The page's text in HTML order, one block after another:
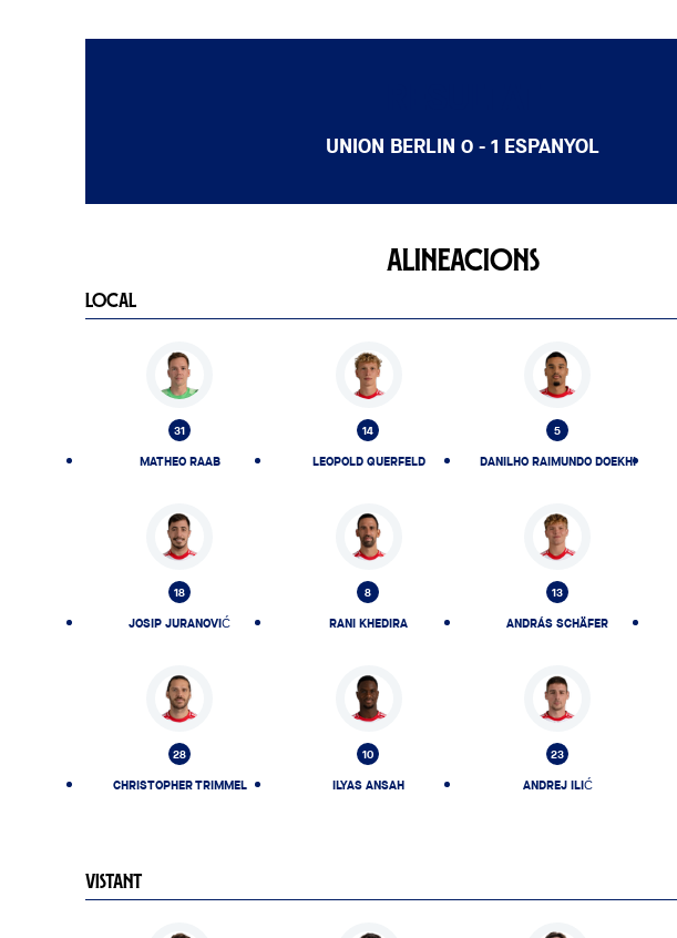
UNION BERLIN 0 - 1 ESPANYOL
ALINEACIONS
LOCAL
31
MATHEO RAAB
14
LEOPOLD QUERFELD
5
DANILHO RAIMUNDO DOEKHI
18
JOSIP JURANOVIĆ
8
RANI KHEDIRA
13
ANDRÁS SCHÄFER
28
CHRISTOPHER TRIMMEL
10
ILYAS ANSAH
23
ANDREJ ILIĆ
VISTANT